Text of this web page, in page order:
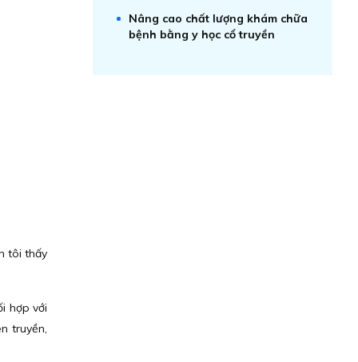
tôi thấy
hợp với
truyền,
Nâng cao chất lượng khám chữa
bệnh bằng y học cổ truyền